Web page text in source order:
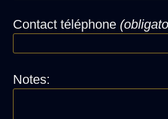
Contact téléphone
Notes: